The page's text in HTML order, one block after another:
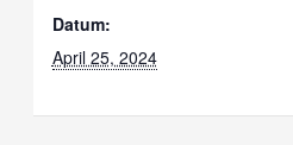
Datum:
April 25, 2024